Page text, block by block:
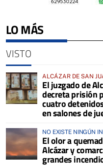
LO MÁS
VISTO
ALCÁZAR DE SAN
El juzgado de
decreta prisión
cuatro
en salones de
NO EXISTE NINGÚN
COMARCA
El olor a
Alcázar y
grandes